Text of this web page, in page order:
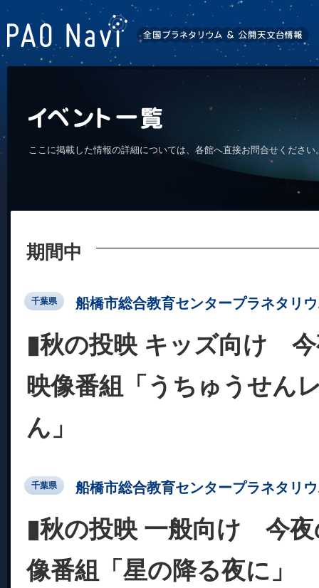
ここに掲載した情報の詳細については、各館へ直接お問合せくださ
期間中
千葉県 船橋市総合教育センタープラネタリ
▮秋の投映 キッズ向け 今
映像番組「うちゅうせん
ん」
千葉県 船橋市総合教育センタープラネタリ
▮秋の投映 一般向け 今夜
像番組「星の降る夜に」